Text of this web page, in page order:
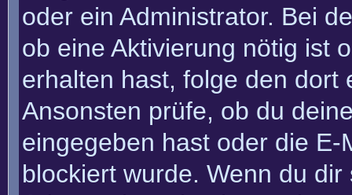
oder ein Administrator. Bei
ob eine Aktivierung nötig ist
erhalten hast, folge den dort
Ansonsten prüfe, ob du
eingegeben hast oder die
blockiert wurde. Wenn du